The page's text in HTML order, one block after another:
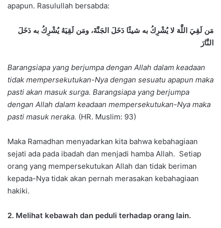
apapun. Rasulullah bersabda:
مَن لَقِيَ اللَّهَ لا يُشْرِكُ به شيئًا دَخَلَ الجَنَّةَ، ومَن لَقِيَهُ يُشْرِكُ به دَخَلَ
النَّارَ
Barangsiapa yang berjumpa dengan Allah dalam keadaan
tidak mempersekutukan-Nya dengan sesuatu apapun maka
pasti akan masuk surga. Barangsiapa yang berjumpa
dengan Allah dalam keadaan mempersekutukan-Nya maka
pasti masuk neraka. (HR. Muslim: 93)
Maka Ramadhan menyadarkan kita bahwa kebahagiaan
sejati ada pada ibadah dan menjadi hamba Allah. Setiap
orang yang mempersekutukan Allah dan tidak beriman
kepada-Nya tidak akan pernah merasakan kebahagiaan
hakiki.
2. Melihat kebawah dan peduli terhadap orang lain.